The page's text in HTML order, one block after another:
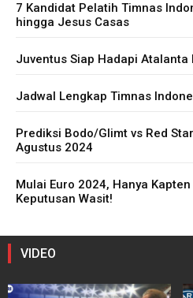
7 Kandidat Pelatih Timnas
hingga Jesus Casas
Juventus Siap Hadapi Atalanta
Jadwal Lengkap Timnas
Prediksi Bodo/Glimt vs Red
Agustus 2024
Mulai Euro 2024, Hanya
Keputusan Wasit!
VIDEO